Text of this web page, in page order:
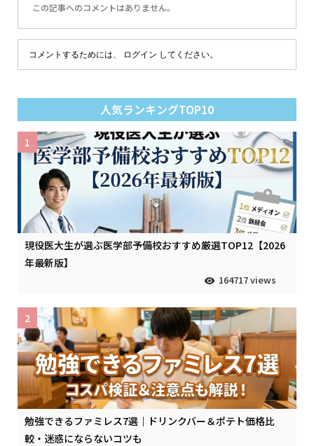
この記事へのコメントはありません。
コメントするためには、 ログイン してください。
人気ランキングTOP10
現役医大生が選ぶ医学部予備校おすすめ厳選TOP12【2026
年最新版】
164717 views
1
勉強できるファミレス7選｜ドリンクバー＆ポテト価格比
較・迷惑にならないコツも
2